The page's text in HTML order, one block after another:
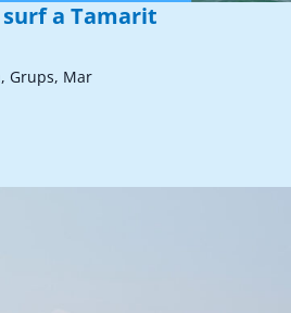
a Tamarit
Grups, Mar